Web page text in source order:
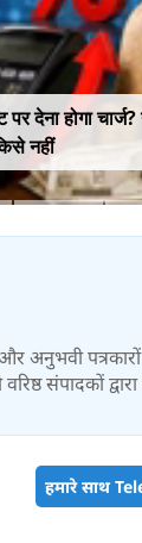
देना होगा
नहीं
अनुभवी पत्रकारों
संपादकों
हमारे साथ